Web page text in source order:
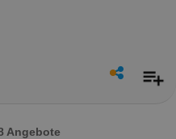
Angebote